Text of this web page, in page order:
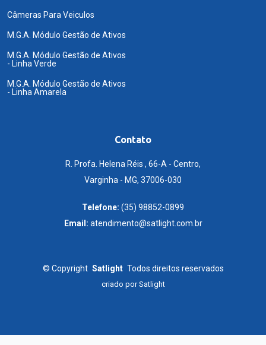
Câmeras Para Veiculos
M.G.A. Módulo Gestão de Ativos
M.G.A. Módulo Gestão de Ativos
- Linha Verde
M.G.A. Módulo Gestão de Ativos
- Linha Amarela
Contato
R. Profa. Helena Réis , 66-A - Centro,
Varginha - MG, 37006-030
Telefone: (35) 98852-0899
Email: atendimento@satlight.com.br
© Copyright Satlight Todos direitos reservados
criado porSatlight